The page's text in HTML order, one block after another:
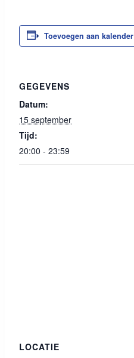
Toevoegen aan kalender
GEGEVENS
Datum:
15 september
Tijd:
20:00 - 23:59
LOCATIE